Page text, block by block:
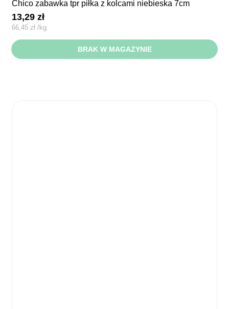
chico zabawka tpr piłka z kolcami niebieska 7cm
13,29zł
66,45 zł /kg
BRAK W MAGAZYNIE